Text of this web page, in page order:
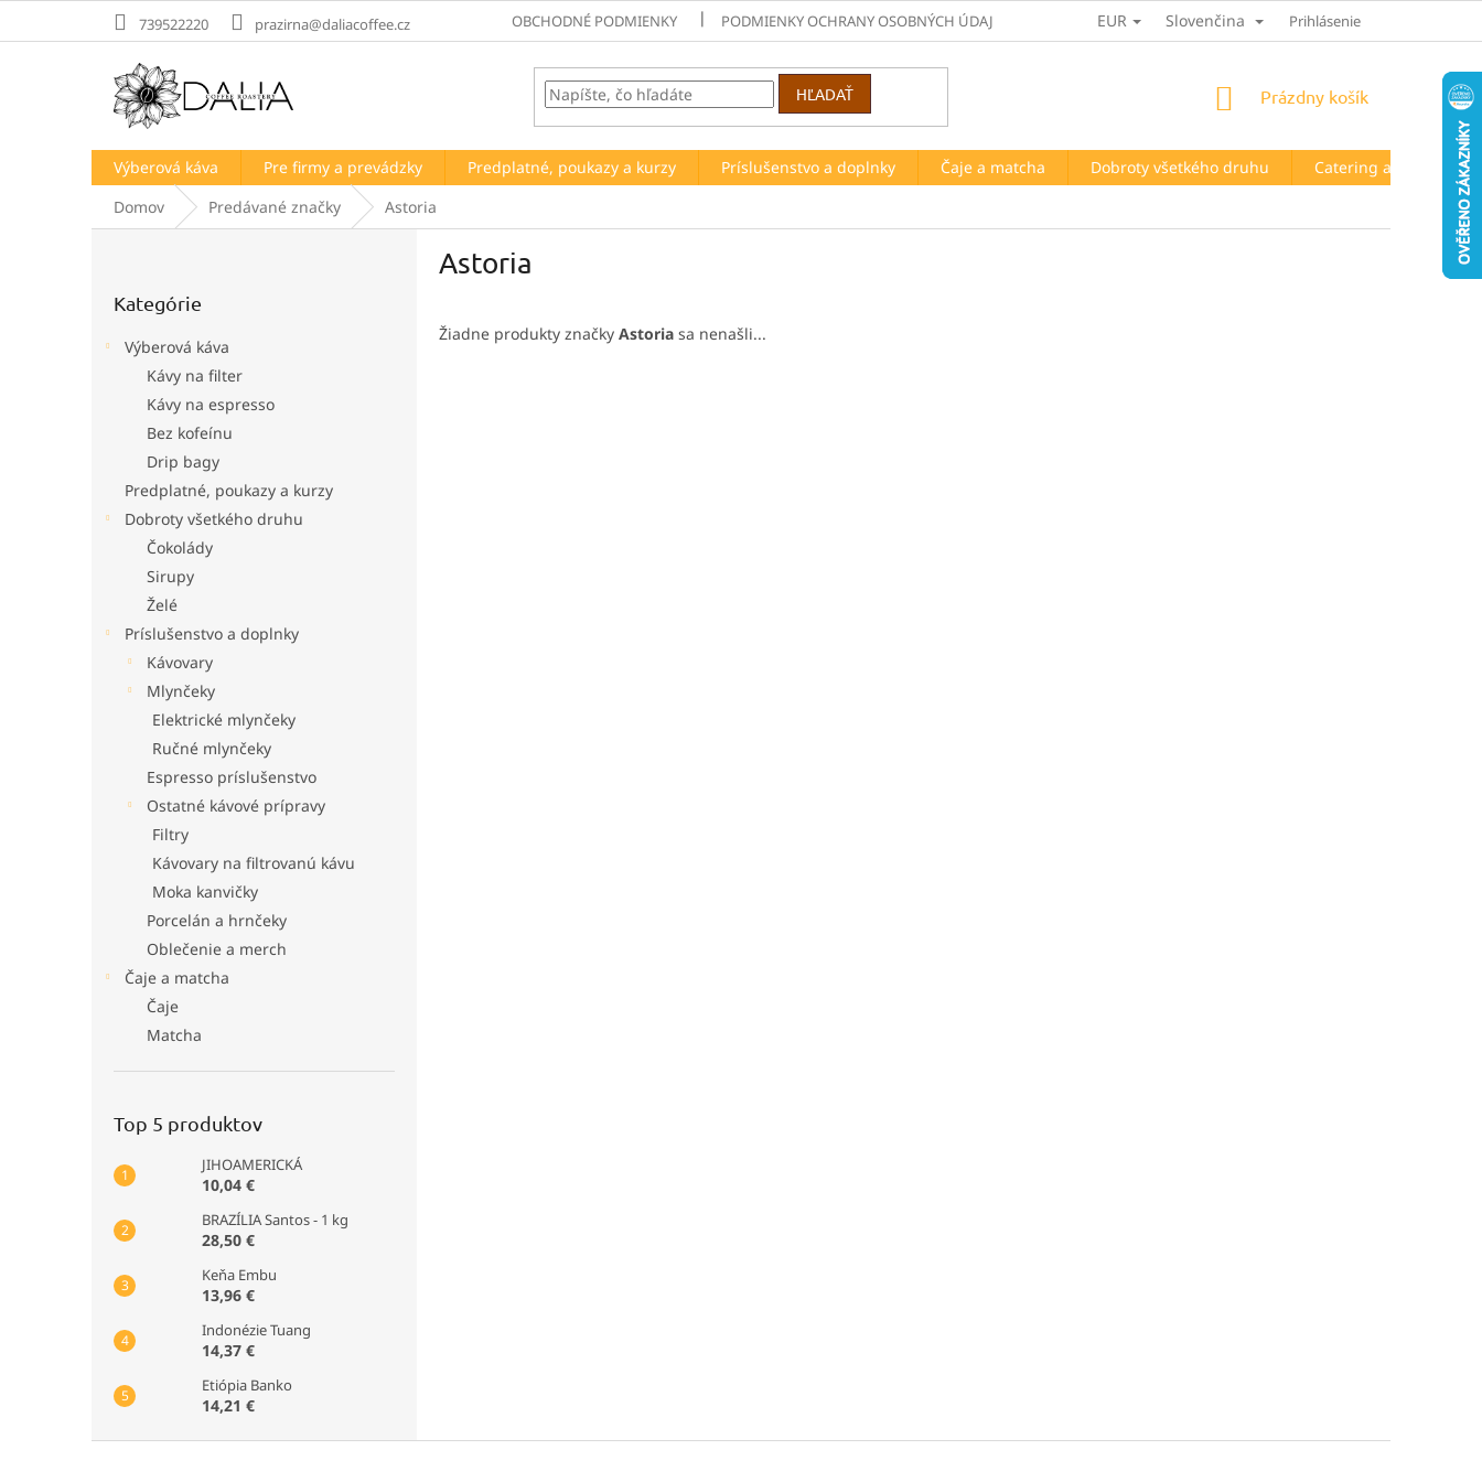
739522220 prazirna@daliacoffee.cz OBCHODNÉ PODMIENKY PODMIENKY OCHRANY OSOBNÝCH ÚDAJOV HODNOTENIE OBCHODU
EUR Slovenčina Prihlásenie
HĽADAŤ
NÁKUPNÝ
Prázdny košík
Výberová káva Pre firmy a prevádzky Predplatné, poukazy a kurzy Príslušenstvo a doplnky Čaje a matcha Dobroty všetkého druhu
Catering a prenájom
Domov
Predávané značky Astoria
kategórie
Kategórie
Výberová káva
Kávy na filter
Kávy na espresso
Bez kofeínu
Drip bagy
Predplatné, poukazy a kurzy
Dobroty všetkého druhu
Čokolády
Sirupy
Želé
Príslušenstvo a doplnky
Kávovary
Mlynčeky
Elektrické mlynčeky
Ručné mlynčeky
Espresso príslušenstvo
Ostatné kávové prípravy
Filtry
Kávovary na filtrovanú kávu
Moka kanvičky
Porcelán a hrnčeky
Oblečenie a merch
Čaje a matcha
Čaje
Matcha
Top 5 produktov
JIHOAMERICKÁ
10,04 €
BRAZÍLIA Santos - 1 kg
28,50 €
Keňa Embu
13,96 €
Indonézie Tuang
14,37 €
Etiópia Banko
14,21 €
Astoria
Žiadne produkty značky Astoria sa nenašli...